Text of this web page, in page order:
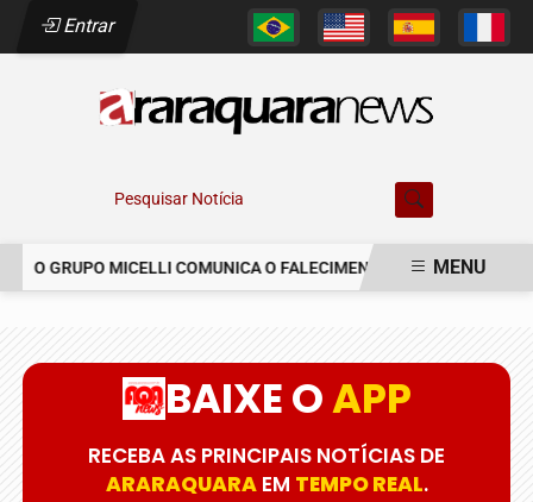
Entrar
Pesquisar Notícia
O GRUPO MICELLI COMUNICA O FALECIMENTO DO SR. MARCELO
MENU
BAIXE OAPP
RECEBA AS PRINCIPAIS NOTÍCIAS DE
ARARAQUARAEM TEMPO REAL.